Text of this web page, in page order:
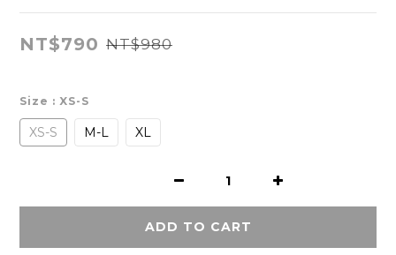
NT$790 NT$980
Size : XS-S
XS-S M-L XL
ADD TO CART